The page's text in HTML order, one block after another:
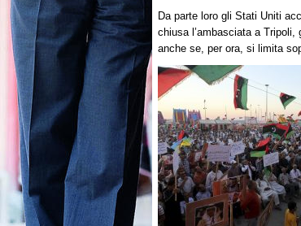
Da parte loro gli Stati Uniti
chiusa l’ambasciata a
anche se, per ora, si limita